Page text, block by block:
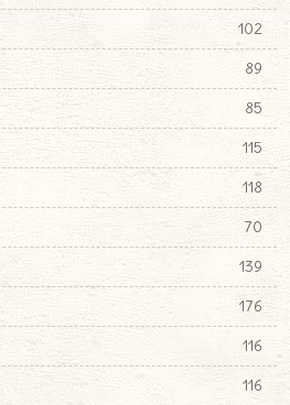
102
89
85
115
118
70
139
176
116
116